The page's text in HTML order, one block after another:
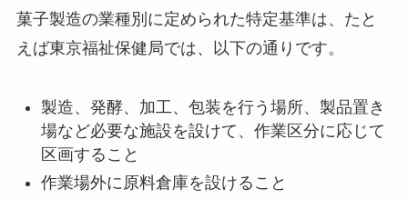
菓子製造の業種別に定められた特定基準は、たと
えば東京福祉保健局では、以下の通りです。
製造、発酵、加工、包装を行う場所、製品置き
場など必要な施設を設けて、作業区分に応じて
区画すること
作業場外に原料倉庫を設けること